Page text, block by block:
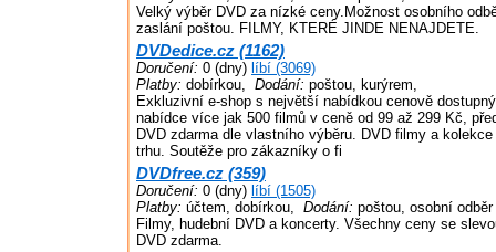
Velký výběr DVD za nízké ceny.Možnost osobního
zaslání poštou. FILMY, KTERÉ JINDE NENAJDETE.
DVDedice.cz (1162)
Doručení: 0 (dny) líbí (3069)
Platby: dobírkou, Dodání: poštou, kurýrem,
Exkluzivní e-shop s největší nabídkou cenově
nabídce více jak 500 filmů v ceně od 99 až 299 Kč,
DVD zdarma dle vlastního výběru. DVD filmy a
trhu. Soutěže pro zákazníky o fi
DVDfree.cz (359)
Doručení: 0 (dny) líbí (1505)
Platby: účtem, dobírkou, Dodání: poštou, osobní odběr
Filmy, hudební DVD a koncerty. Všechny ceny se
DVD zdarma.